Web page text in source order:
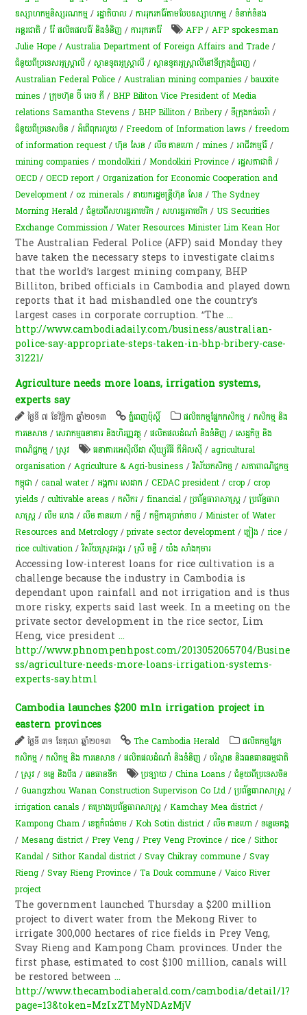
ឧស្សាហកម្មនិស្សរណកម្ម /រដ្ឋាភិបាល /ការរុករករ៉ែតាមបែបឧស្សាហកម្ម /ទំនាក់ទំនង
អន្តរជាតិ /រ៉ែ ផលិតផលរ៉ែ និងទំនិញ /ការរុករករ៉ែ AFP /AFP spokesman
Julie Hope /Australia Department of Foreign Affairs and Trade /
ជំនួយពីប្រទេសអូស្ត្រាលី /ស្ថានទូតអូស្ត្រាលី /ស្ថានទូតអូស្ត្រាលីនៅទីក្រុងភ្នំពេញ /
Australian Federal Police /Australian mining companies /bauxite
mines /ក្រុមហ៊ុន ប៊ី អេច ភី /BHP Biliton Vice President of Media
relations Samantha Stevens /BHP Billiton /Bribery /ទីក្រុងកង់បេរ៉ា /
ជំនួយពីប្រទេសចិន /អំពើពុក​រលួយ /Freedom of Information laws /freedom
of information request /ហ៊ុន សែន /លឹម គាន​ហោ /mines /អាជីវកម្ម​រ៉ែ​ /
mining companies /mondolkiri /Mondolkiri Province /រដ្ឋសភា​ជាតិ /
OECD /OECD report /Organization for Economic Cooperation and
Development /oz minerals /នាយករដ្ឋមន្ត្រីហ៊ុន សែន /The Sydney
Morning Herald /ជំនួយពីសហរដ្ឋអាមេរិក /សហរដ្ឋអាមេរិក /US Securities
Exchange Commission /Water Resources Minister Lim Kean Hor
The Australian Federal Police (AFP) said Monday they
have taken the necessary steps to investigate claims
that the world’s largest mining company, BHP
Billiton, bribed officials in Cambodia and played down
reports that it had mishandled one the country’s
largest cases in corporate corruption. “The...
http://www.cambodiadaily.com/business/australian-
police-say-appropriate-steps-taken-in-bhp-bribery-case-
31221/
Agriculture needs more loans, irrigation systems,
experts say
ថ្ងៃទី ៧ ខែវិច្ឆិកា ឆ្នាំ២០១៣ ភ្នំពេញប៉ុស្តិ៍ ​ផលិតកម្ម​ផ្នែក​កសិកម្ម​ /កសិកម្ម​ និង​
ការ​នេ​សាទ​ /សេវាកម្មធនាគារ និងហិរញ្ញវត្ថុ /ផលិតផលដំណាំ និងទំនិញ /សេដ្ឋកិច្ច និង
ពាណិជ្ជកម្ម /​ស្រូវ​ ធនាគារអេស៊ីលីដា ស៊ីឃ្យួរឹធី ភីអិលស៊ី/agricultural
organisation /Agriculture & Agri-business /វិស័យកសិកម្ម /សភា​ពាណិជ្ជកម្ម​
កម្ពុជា​ /canal water/អង្គការ សេដាក/CEDAC president /crop /crop
yields /cultivable areas /កសិករ /financial /ប្រព័ន្ធ​ធារាសាស្ត្រ​ /ប្រព័ន្ធធារា
សាស្រ្ត /លឹម ហេង /លឹម គាន​ហោ /កម្ចី​ /កម្ចីការប្រាក់ទាប /Minister of Water
Resources and Metrology /private sector development /ភ្លៀង /rice /
rice cultivation /វិស័យស្រូវអង្ករ /ស្រី ចន្ធី/យ៉ង សាំង​កុមារ
Accessing low-interest loans for rice cultivation is a
challenge because the industry in Cambodia is
dependant upon rainfall and not irrigation and is thus
more risky, experts said last week. In a meeting on the
private sector development in the rice sector, Lim
Heng, vice president...
http://www.phnompenhpost.com/2013052065704/Busine
ss/agriculture-needs-more-loans-irrigation-systems-
experts-say.html
Cambodia launches $200 mln irrigation project in
eastern provinces
ថ្ងៃទី ៣១ ខែតុលា ឆ្នាំ២០១៣ The Cambodia Herald
​ផលិតកម្ម​ផ្នែក​
កសិកម្ម​ /កសិកម្ម​ និង​ ការ​នេ​សាទ​ /ផលិតផលដំណាំ និងទំនិញ /បរិស្ថាន និងធនធានធម្មជាតិ
/​ស្រូវ​ /ទន្លេ និងបឹង /​ធនធាន​ទឹក​ ប្រឡាយ /China Loans /ជំនួយពីប្រទេសចិន
/Guangzhou Wanan Construction Supervison Co Ltd /ប្រព័ន្ធ​ធារាសាស្ត្រ​ /
irrigation canals /គម្រោងប្រព័ន្ធធារាសាស្ត្រ​ /Kamchay Mea district /
Kampong Cham /ខេត្តកំពង់ចាម /Koh Sotin district /លឹម គាន​ហោ /ទន្លេមេគង្គ
/Mesang district /Prey Veng /Prey Veng Province /rice /Sithor
Kandal /Sithor Kandal district /Svay Chikray commune /Svay
Rieng /Svay Rieng Province /Ta Douk commune /Vaico River
project
The government launched Thursday a $200 million
project to divert water from the Mekong River to
irrigate 300,000 hectares of rice fields in Prey Veng,
Svay Rieng and Kampong Cham provinces. Under the
first phase, estimated to cost $100 million, canals will
be restored between...
http://www.thecambodiaherald.com/cambodia/detail/1?
page=13&token=MzIxZTMyNDAzMjV